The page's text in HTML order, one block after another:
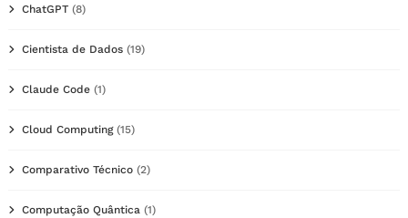
ChatGPT (8)
Cientista de Dados (19)
Claude Code (1)
Cloud Computing(15)
Comparativo Técnico (2)
Computação Quântica (1)